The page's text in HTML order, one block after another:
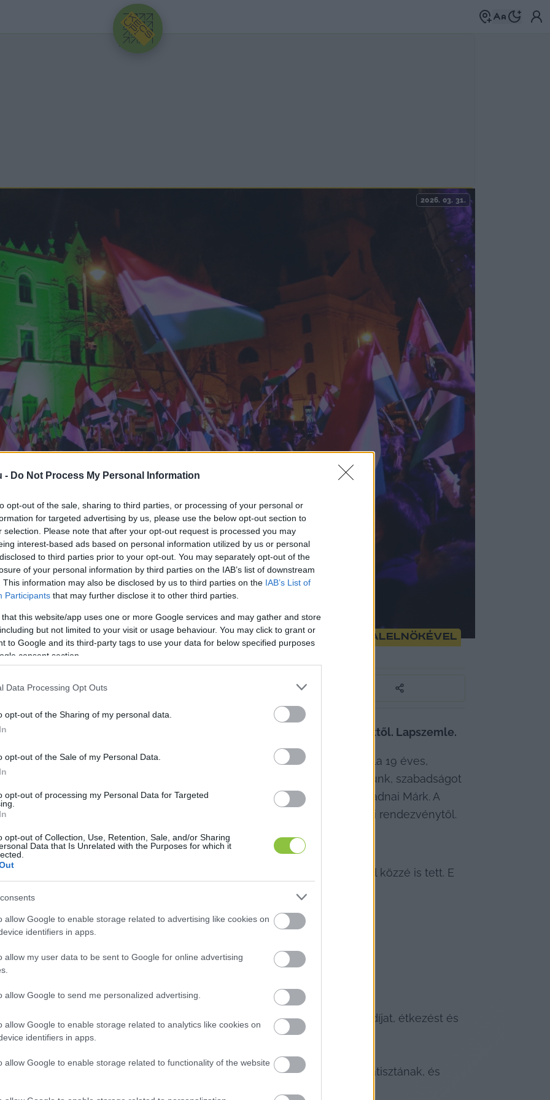
- Do Not Process My Personal Information
opt-out of the sale, sharing to third parties, or processing of your personal or
for targeted advertising by us, please use the below opt-out section to
selection. Please note that after your opt-out request is processed you may
interest-based ads based on personal information utilized by us or personal
to third parties prior to your opt-out. You may separately opt-out of the
of your personal information by third parties on the IAB’s list of downstream
This information may also be disclosed by us to third parties on the IAB’s List of
Participants that may further disclose it to other third parties.
that this website/app uses one or more Google services and may gather and store
but not limited to your visit or usage behaviour. You may click to grant or
to Google and its third-party tags to use your data for below specified purposes
consent section.
Data Processing Opt Outs
opt-out of the Sharing of my personal data.
opt-out of the Sale of my Personal Data.
opt-out of processing my Personal Data for Targeted
opt-out of Collection, Use, Retention, Sale, and/or Sharing
Data that Is Unrelated with the Purposes for which it
allow Google to enable storage related to advertising like cookies on
identifiers in apps.
allow my user data to be sent to Google for online advertising
allow Google to send me personalized advertising.
allow Google to enable storage related to analytics like cookies on
identifiers in apps.
allow Google to enable storage related to functionality of the website
HIRDETÉS
2026. 03. 31.
Viktor kampányrendezvényeiről, mert a Tisza alelnökével
fel, hogy baj van és azonnal el is tiltották az állami rendezvényektől. Lapszemle.
Viktor országjárásáról, mert szerepelt egy közös fotón velem. P. Attila 19 éves,
éve dolgozik állami rendezvényeken. A Rám-szakadéknál találkoztunk, szabadságot
Ott készült ez a fotó” – írta egy Facebook-bejegyzésben Radnai Márk. A
hívták telefonon, hogy baj van és azonnal el is tiltották minden állami rendezvénytől.
mindent elmesélt, amit most, az eltávolítása után, az ő engedélyével közzé is tett. E
találkozott olyan Nagyváradról buszoztatott fiatalokkal, akik napidíjat, étkezést és
gyűjtsenek a Fidesznek;
dorogi volt osztálytársaival, akiket napi 20.000 Ft-ért fizettek statisztának, és
hogy legyen elég tömeg a képeken;